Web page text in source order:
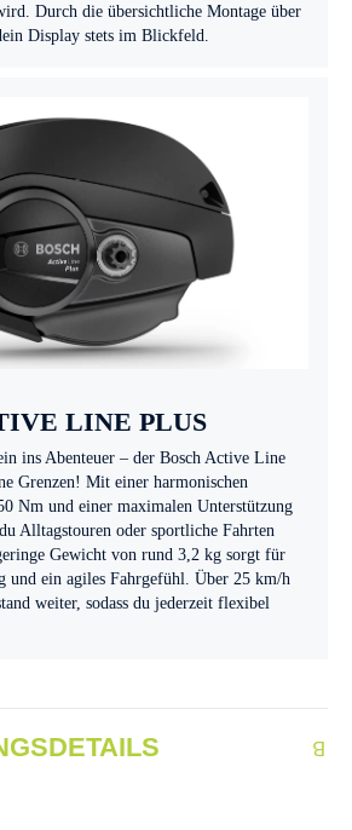
Durch die übersichtliche Montage über
Display stets im Blickfeld.
LINE PLUS
ins Abenteuer – der Bosch Active Line
Grenzen! Mit einer harmonischen
Nm und einer maximalen Unterstützung
Alltagstouren oder sportliche Fahrten
Gewicht von rund 3,2 kg sorgt für
und ein agiles Fahrgefühl. Über 25 km/h
weiter, sodass du jederzeit flexibel